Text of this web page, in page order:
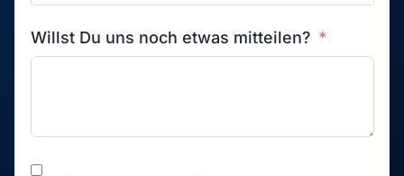
Willst Du uns noch etwas mitteilen?